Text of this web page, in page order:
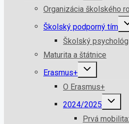
Organizácia školského
Školský podporný tím
Školský psychológ
Maturita a štátnice
Erasmus+
O Erasmus+
2024/2025
Prvá